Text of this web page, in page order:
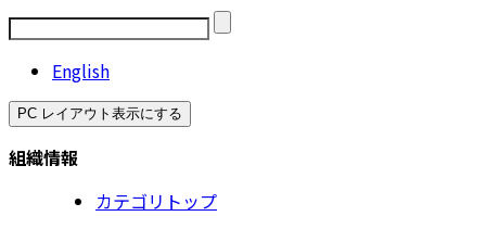
English
PC レイアウト表示にする
組織情報
カテゴリトップ